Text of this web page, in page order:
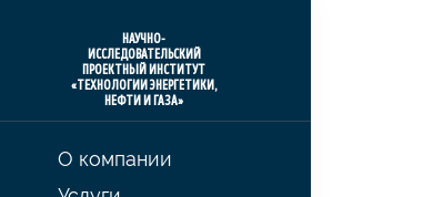
НАУЧНО-
ИССЛЕДОВАТЕЛЬСКИЙ
ПРОЕКТНЫЙ ИНСТИТУТ
«ТЕХНОЛОГИИ ЭНЕРГЕТИКИ,
НЕФТИ И ГАЗА»
О компании